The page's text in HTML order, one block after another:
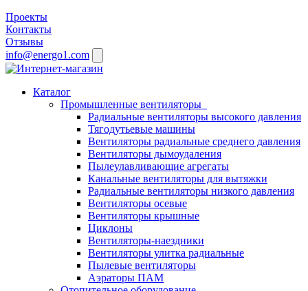
Проекты
Контакты
Отзывы
info@energo1.com
Каталог
Промышленные вентиляторы
Радиальные вентиляторы высокого давления
Тягодутьевые машины
Вентиляторы радиальные среднего давления
Вентиляторы дымоудаления
Пылеулавливающие агрегаты
Канальные вентиляторы для вытяжки
Радиальные вентиляторы низкого давления
Вентиляторы осевые
Вентиляторы крышные
Циклоны
Вентиляторы-наездники
Вентиляторы улитка радиальные
Пылевые вентиляторы
Аэраторы ПАМ